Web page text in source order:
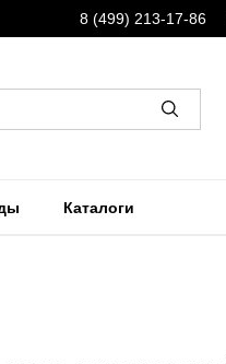
8 (499) 213-17-86
Каталоги